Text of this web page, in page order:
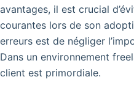
avantages, il est crucial
courantes lors de son
erreurs est de négliger
Dans un environnement
client est primordiale.